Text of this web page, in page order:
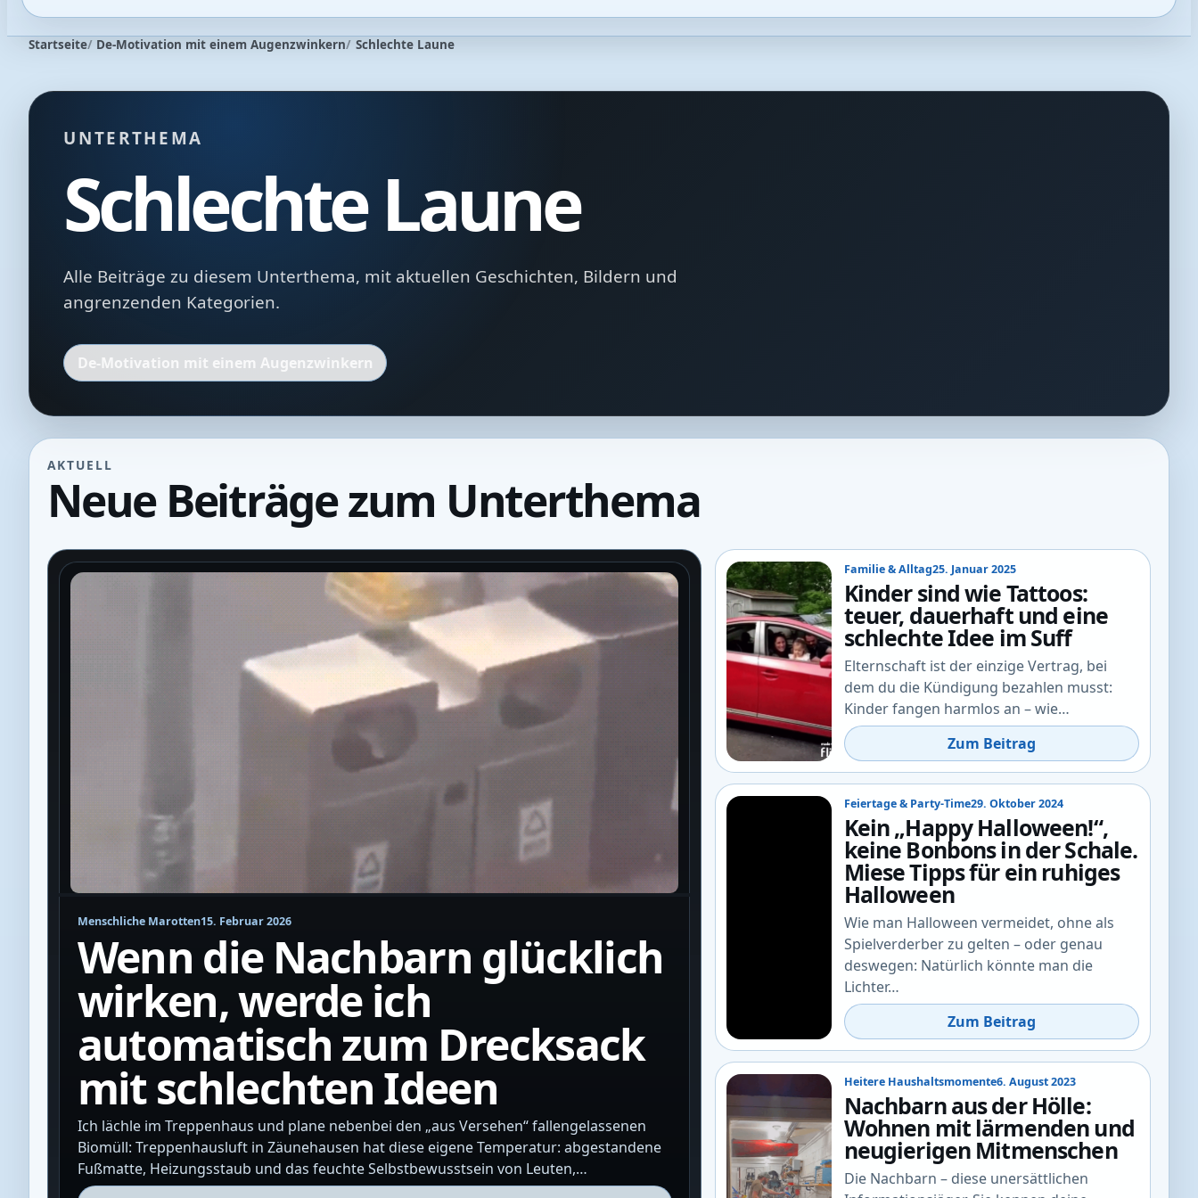
Startseite De-Motivation mit einem Augenzwinkern Schlechte Laune
UNTERTHEMA
Schlechte Laune
Alle Beiträge zu diesem Unterthema, mit aktuellen Geschichten, Bildern und
angrenzenden Kategorien.
De-Motivation mit einem Augenzwinkern
AKTUELL
Neue Beiträge zum Unterthema
Menschliche Marotten15. Februar 2026
Wenn die Nachbarn glücklich
wirken, werde ich
automatisch zum Drecksack
mit schlechten Ideen
Ich lächle im Treppenhaus und plane nebenbei den „aus Versehen“ fallengelassenen
Biomüll: Treppenhausluft in Zäunehausen hat diese eigene Temperatur: abgestandene
Fußmatte, Heizungsstaub und das feuchte Selbstbewusstsein von Leuten,…
Familie & Alltag25. Januar 2025
Kinder sind wie Tattoos:
teuer, dauerhaft und eine
schlechte Idee im Suff
Elternschaft ist der einzige Vertrag, bei
dem du die Kündigung bezahlen musst:
Kinder fangen harmlos an – wie…
Zum Beitrag
Feiertage & Party-Time29. Oktober 2024
Kein „Happy Halloween!“,
keine Bonbons in der Schale.
Miese Tipps für ein ruhiges
Halloween
Wie man Halloween vermeidet, ohne als
Spielverderber zu gelten – oder genau
deswegen: Natürlich könnte man die
Lichter…
Zum Beitrag
Heitere Haushaltsmomente6. August 2023
Nachbarn aus der Hölle:
Wohnen mit lärmenden und
neugierigen Mitmenschen
Die Nachbarn – diese unersättlichen